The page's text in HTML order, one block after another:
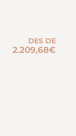
DES DE
2.209,68€